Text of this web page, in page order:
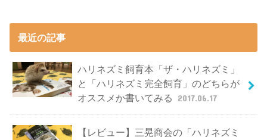
最近の記事
ハリネズミ飼育本「ザ・ハリネズミ」
と「ハリネズミ完全飼育」のどちらが
オススメか書いてみる
2017.06.17
【レビュー】三晃商会の「ハリネズミ